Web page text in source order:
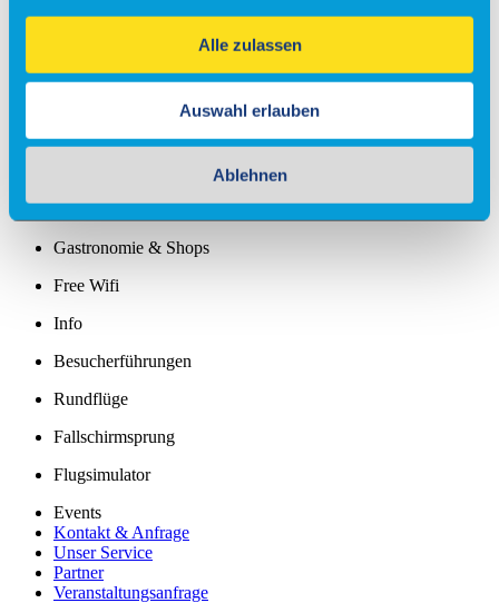
Alle zulassen
Auswahl erlauben
Ablehnen
Anfahrt
Allgemein
Tiere
Gastronomie & Shops
Free Wifi
Info
Besucherführungen
Rundflüge
Fallschirmsprung
Flugsimulator
Events
Kontakt & Anfrage
Unser Service
Partner
Veranstaltungsanfrage